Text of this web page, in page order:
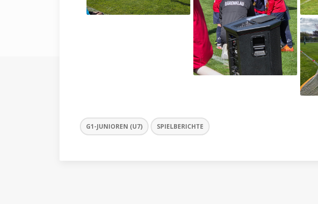
G1-JUNIOREN (U7) SPIELBERICHTE